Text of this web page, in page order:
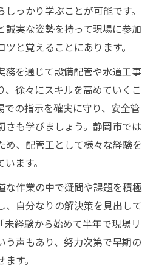
っかり学ぶことが可能です。
誠実な姿勢を持って現場に参加
と覚えることにあります。
務を通じて設備配管や水道工事
、徐々にスキルを高めていくこ
での指示を確実に守り、安全管
さも学びましょう。静岡市では
め、配管工として様々な経験を
ます。
な作業の中で疑問や課題を積極
、自分なりの解決策を見出して
未経験から始めて半年で現場リ
う声もあり、努力次第で早期の
す。